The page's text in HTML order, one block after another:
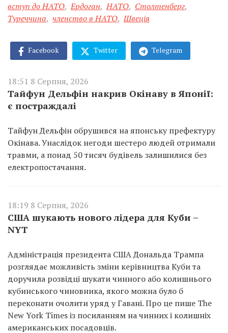
вступ до НАТО, Ердоган, НАТО, Столтенберг,
Туреччина, членство в НАТО, Швеція
Facebook Twitter Telegram
18:51 8 Серпня, 2026
Тайфун Дельфін накрив Окінаву в Японії:
є постраждалі
Тайфун Дельфін обрушився на японську префектуру
Окінава. Унаслідок негоди шестеро людей отримали
травми, а понад 50 тисяч будівель залишилися без
електропостачання.
18:19 8 Серпня, 2026
США шукають нового лідера для Куби –
NYT
Адміністрація президента США Дональда Трампа
розглядає можливість зміни керівництва Куби та
доручила розвідці шукати чинного або колишнього
кубинського чиновника, якого можна було б
переконати очолити уряд у Гавані. Про це пише The
New York Times із посиланням на чинних і колишніх
американських посадовців.